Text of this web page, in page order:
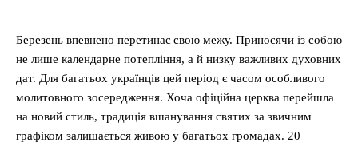
Березень впевнено перетинає свою межу. Приносячи із собою
не лише календарне потепління, а й низку важливих духовних
дат. Для багатьох українців цей період є часом особливого
молитовного зосередження. Хоча офіційна церква перейшла
на новий стиль, традиція вшанування святих за звичним
графіком залишається живою у багатьох громадах. 20